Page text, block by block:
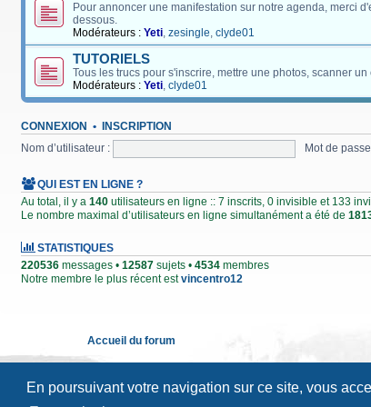
En poursuivant votre navigation sur ce site, vous
Pour annoncer une manifestation sur notre agenda, merci
dessous.
Modérateurs : Yeti, zesingle, clyde01
TUTORIELS
Tous les trucs pour s'inscrire, mettre une photos, scanner
Modérateurs : Yeti, clyde01
CONNEXION • INSCRIPTION
Nom d’utilisateur : Mot de
QUI EST EN LIGNE ?
Au total, il y a 140 utilisateurs en ligne :: 7 inscrits, 0 invisible et 133
Le nombre maximal d’utilisateurs en ligne simultanément a été de
STATISTIQUES
220536 messages • 12587 sujets • 4534 membres
Notre membre le plus récent estvincentro12
Accueil du forum